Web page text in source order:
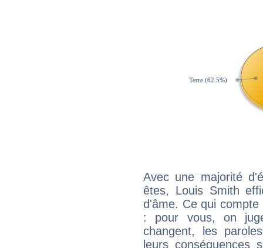
Avec une majorité
êtes, Louis Smith
d'âme. Ce qui
: pour vous, on
changent, les
leurs conséquences